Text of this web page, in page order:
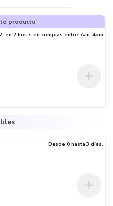
producto
en 2 horas en compras entre 7am-4pm
Desde 0 hasta 3 días.